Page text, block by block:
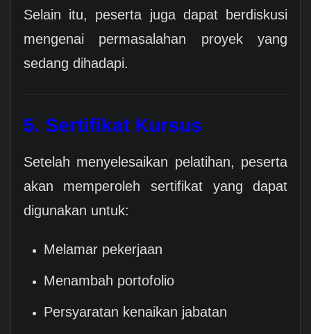
Selain itu, peserta juga dapat berdiskusi
mengenai permasalahan proyek yang
sedang dihadapi.
5. Sertifikat Kursus
Setelah menyelesaikan pelatihan, peserta
akan memperoleh sertifikat yang dapat
digunakan untuk:
Melamar pekerjaan
Menambah portofolio
Persyaratan kenaikan jabatan